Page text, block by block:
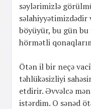
səylərimizlə
səlahiyyətimizdədir
böyüyür, bu gün bu
hörmətli
Ötən il bir neçə
təhlükəsizliyi
etdirir. Əvvəlcə
istərdim. O sənəd